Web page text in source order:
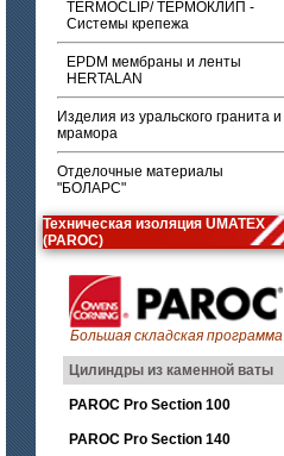
TERMOCLIP/ ТЕРМОКЛИП -
Системы крепежа
EPDM мембраны и ленты
HERTALAN
Изделия из уральского гранита и
мрамора
Отделочные материалы
"БОЛАРС"
Техническая изоляция UMATEX
(PAROC)
Большая складская программа
Цилиндры из каменной ваты
PAROC Pro Section 100
PAROC Pro Section 140